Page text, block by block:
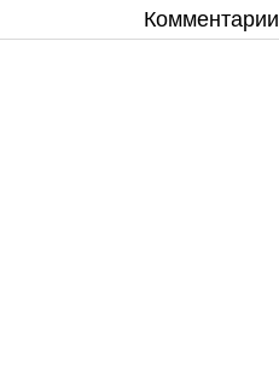
Комментарии